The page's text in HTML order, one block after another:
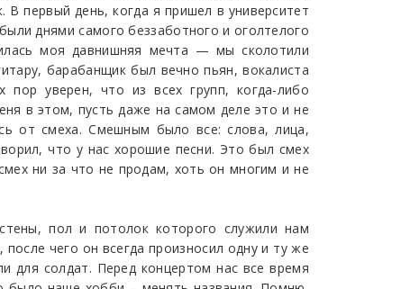
первый день, когда я пришел в университет
днями самого беззаботного и оголтелого
моя давнишняя мечта — мы сколотили
барабанщик был вечно пьян, вокалиста
уверен, что из всех групп, когда-либо
в этом, пусть даже на самом деле это и не
от смеха. Смешным было все: слова, лица,
что у нас хорошие песни. Это был смех
ни за что не продам, хоть он многим и не
пол и потолок которого служили нам
чего он всегда произносил одну и ту же
для солдат. Перед концертом нас все время